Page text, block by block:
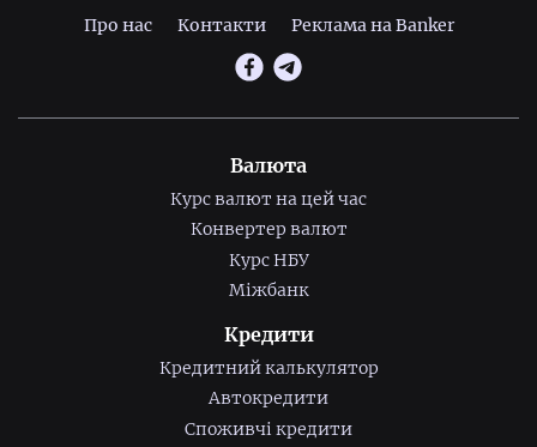
Про нас Контакти Реклама на Banker
Валюта
Курс валют на цей час
Конвертер валют
Курс НБУ
Міжбанк
Кредити
Кредитний калькулятор
Автокредити
Споживчі кредити